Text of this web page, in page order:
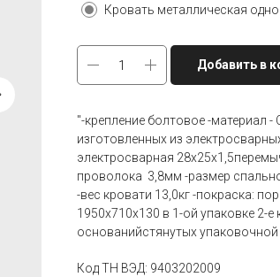
Кровать металлическая
Добавить в
"-крепление болтовое -материал -
изготовленных из
электросварная
проволока 3,8мм -размер
-вес кровати 13,0кг -покраска:
1950х710х130 в 1-ой упаковке 2-е
основанийстянутых упаковочной
Код ТН ВЭД: 9403202009